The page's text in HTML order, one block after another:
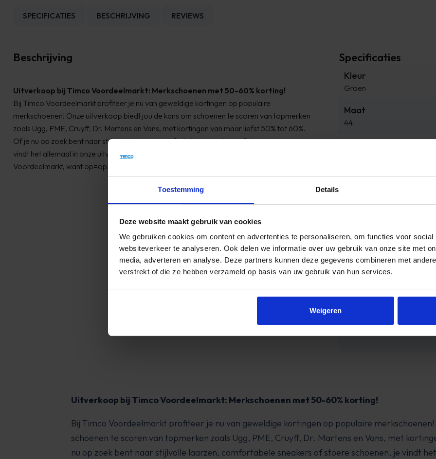
Toestemming Details
Deze website maakt gebruik van cookies
We gebruiken cookies om content en advertenties te personaliseren, om functies voor social
websiteverkeer te analyseren. Ook delen we informatie over uw gebruik van onze site met
media, adverteren en analyse. Deze partners kunnen deze gegevens combineren met
verstrekt of die ze hebben verzameld op basis van uw gebruik van hun services.
Weigeren
SPECIFICATIES BESCHRIJVING REVIEWS
Beschrijving
Uitverkoop bij Timco Voordeelmarkt: Merkschoenen met 50-60% korting!
Bij Timco Voordeelmarkt profiteer je nu van geweldige kortingen op populaire
merkschoenen! Onze uitverkoop biedt jou de kans om schoenen te scoren van topmerken
zoals Ugg, PME, Cruyff, Dr. Martens en Vans, met kortingen van maar liefst 50% tot 60%.
Of je nu op zoek bent naar stijlvolle laarzen, comfortabele sneakers of stoere schoenen, je
vindt het allemaal in onze uitverkoop. Mis deze unieke kans niet en kom snel naar Timco
Voordeelmarkt, want op=op!
Specificaties
Kleur
Groen
Maat
44
Onze eerste bestelling bij Timco Voordeelmarkt.
We zijn er erg blij.
Absolute aanrader!
Uitverkoop bij Timco Voordeelmarkt: Merkschoenen met 50-60% korting!
Bij Timco Voordeelmarkt profiteer je nu van geweldige kortingen op populaire
schoenen te scoren van topmerken zoals Ugg, PME, Cruyff, Dr. Martens en Vans, met
nu op zoek bent naar stijlvolle laarzen, comfortabele sneakers of stoere schoenen, je vindt